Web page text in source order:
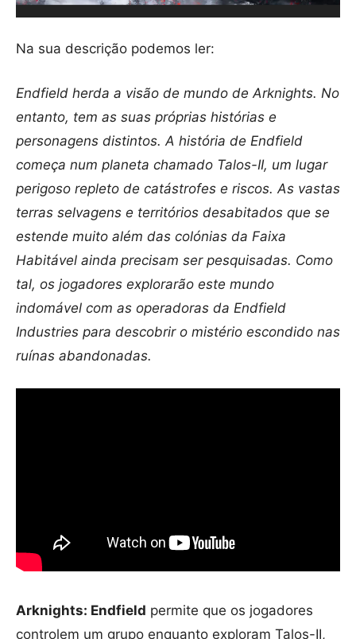
Na sua descrição podemos ler:
Endfield herda a visão de mundo de Arknights. No
entanto, tem as suas próprias histórias e
personagens distintos. A história de Endfield
começa num planeta chamado Talos-II, um lugar
perigoso repleto de catástrofes e riscos. As vastas
terras selvagens e territórios desabitados que se
estende muito além das colónias da Faixa
Habitável ainda precisam ser pesquisadas. Como
tal, os jogadores explorarão este mundo
indomável com as operadoras da Endfield
Industries para descobrir o mistério escondido nas
ruínas abandonadas.
Arknights: Endfield permite que os jogadores
controlem um grupo enquanto exploram Talos-II,